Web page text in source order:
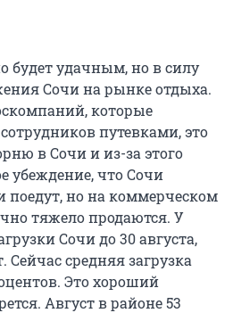
будет удачным, но в силу
Сочи на рынке отдыха.
которые
путевками, это
в Сочи и из-за этого
убеждение, что Сочи
поедут, но на коммерческом
тяжело продаются. У
Сочи до 30 августа,
Сейчас средняя загрузка
Это хороший
Август в районе 53